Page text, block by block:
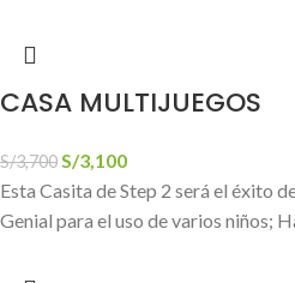
CASA MULTIJUEGOS
S/3,700S/3,100
Esta Casita de Step 2 será el éxito
Genial para el uso de varios niños;